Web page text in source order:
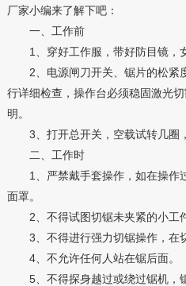
厂家小编来了解下吧：
一、工作前
1、穿好工作服，带好防目镜，女
2、电源闸刀开关、锯片的松紧
行详细检查，操作台必须稳固激光
明。
3、打开总开关，空载试转几圈，
二、工作时
1、严禁戴手套操作，如在操作
面罩。
2、不得试图切锯未夹紧的小工件
3、不得进行强力切锯操作，在切
4、不允许任何人站在锯后面。
5、不得探身越过或绕过锯机，